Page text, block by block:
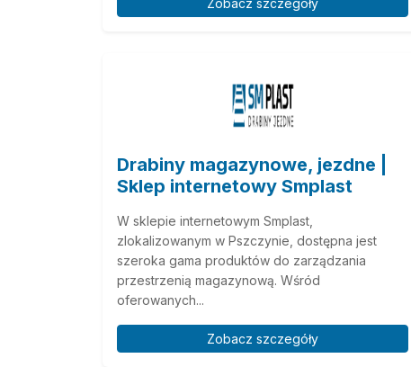
Zobacz szczegóły
Drabiny magazynowe, jezdne |
Sklep internetowy Smplast
W sklepie internetowym Smplast,
zlokalizowanym w Pszczynie, dostępna jest
szeroka gama produktów do zarządzania
przestrzenią magazynową. Wśród
oferowanych...
Zobacz szczegóły